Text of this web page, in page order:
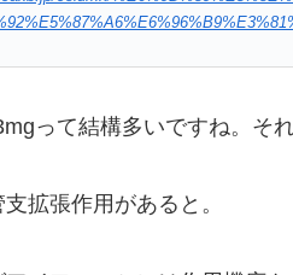
って結構多いですね。そ
拡張作用があると。